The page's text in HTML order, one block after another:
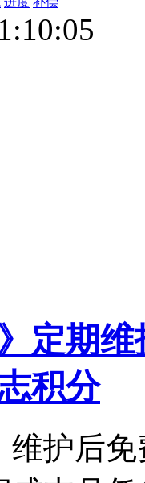
定期
积分
维护后